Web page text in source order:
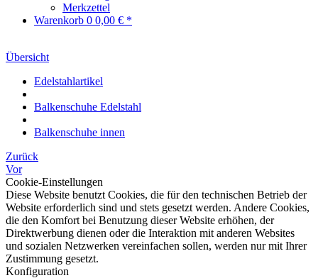
Merkzettel
Warenkorb 0 0,00 € *
Übersicht
Edelstahlartikel
Balkenschuhe Edelstahl
Balkenschuhe innen
Zurück
Vor
Cookie-Einstellungen
Diese Website benutzt Cookies, die für den technischen Betrieb der
Website erforderlich sind und stets gesetzt werden. Andere Cookies,
die den Komfort bei Benutzung dieser Website erhöhen, der
Direktwerbung dienen oder die Interaktion mit anderen Websites
und sozialen Netzwerken vereinfachen sollen, werden nur mit Ihrer
Zustimmung gesetzt.
Konfiguration